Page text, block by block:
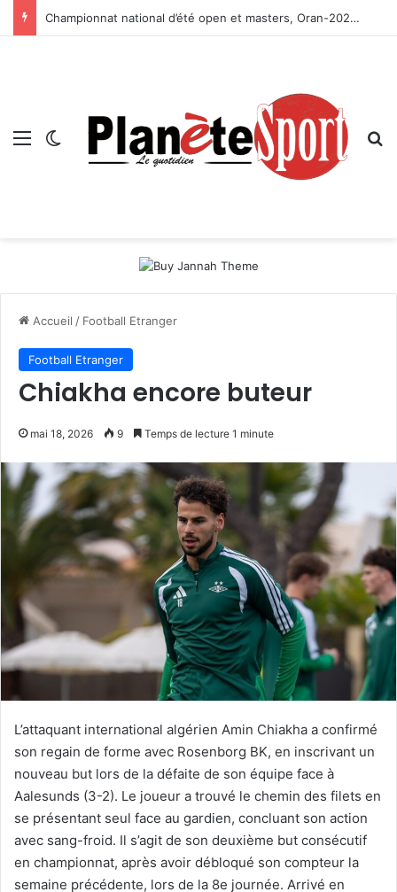
Championnat national d’été open et masters, Oran-2026 — Le CRB s’adjuge le titre
Menu Switch skin
Accueil / Football Etranger
Football Etranger
Chiakha encore buteur
mai 18, 2026 9 Temps de lecture 1 minute
L’attaquant international algérien Amin Chiakha a confirmé
son regain de forme avec Rosenborg BK, en inscrivant un
nouveau but lors de la défaite de son équipe face à
Aalesunds (3-2). Le joueur a trouvé le chemin des filets en
se présentant seul face au gardien, concluant son action
avec sang-froid. Il s’agit de son deuxième but consécutif
en championnat, après avoir débloqué son compteur la
semaine précédente, lors de la 8e journée. Arrivé en